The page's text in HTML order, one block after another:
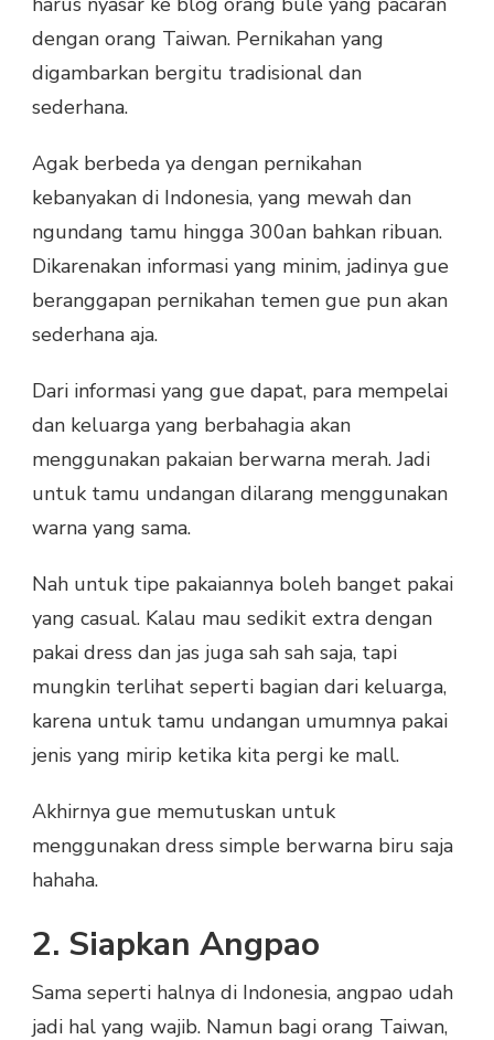
dengan orang Taiwan. Pernikahan yang
digambarkan bergitu tradisional dan
sederhana.
Agak berbeda ya dengan pernikahan
kebanyakan di Indonesia, yang mewah dan
ngundang tamu hingga 300an bahkan ribuan.
Dikarenakan informasi yang minim, jadinya gue
beranggapan pernikahan temen gue pun akan
sederhana aja.
Dari informasi yang gue dapat, para mempelai
dan keluarga yang berbahagia akan
menggunakan pakaian berwarna merah. Jadi
untuk tamu undangan dilarang menggunakan
warna yang sama.
Nah untuk tipe pakaiannya boleh banget pakai
yang casual. Kalau mau sedikit extra dengan
pakai dress dan jas juga sah sah saja, tapi
mungkin terlihat seperti bagian dari keluarga,
karena untuk tamu undangan umumnya pakai
jenis yang mirip ketika kita pergi ke mall.
Akhirnya gue memutuskan untuk
menggunakan dress simple berwarna biru saja
hahaha.
2. Siapkan Angpao
Sama seperti halnya di Indonesia, angpao udah
jadi hal yang wajib. Namun bagi orang Taiwan,